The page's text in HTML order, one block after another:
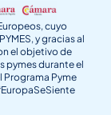
cuyo
y gracias al
el objetivo de
pymes durante el
Programa Pyme